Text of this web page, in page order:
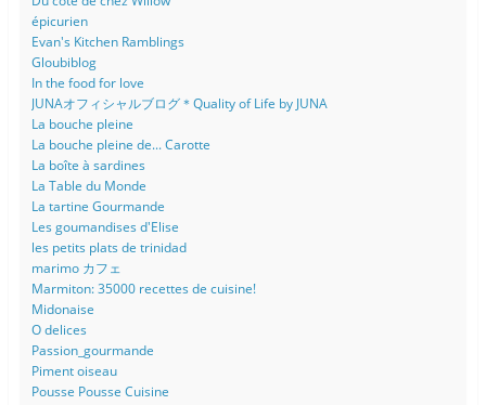
épicurien
Evan's Kitchen Ramblings
Gloubiblog
In the food for love
JUNAオフィシャルブログ＊Quality of Life by JUNA
La bouche pleine
La bouche pleine de... Carotte
La boîte à sardines
La Table du Monde
La tartine Gourmande
Les goumandises d'Elise
les petits plats de trinidad
marimo カフェ
Marmiton: 35000 recettes de cuisine!
Midonaise
O delices
Passion_gourmande
Piment oiseau
Pousse Pousse Cuisine